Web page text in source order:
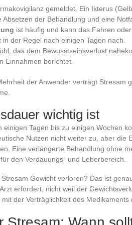
gemeldet. Ein Ikterus
der Behandlung und eine
ist häufig und kann das Fahren
der Regel nach einigen Tagen nach.
das dem Bewusstseinsverlust
Einnahmen berichtet.
der Anwender verträgt Stresam
wichtig ist
Tagen bis zu einigen Wochen
Nutzen nicht weiter zu, aber die
Eine verlängerte Behandlung ohne
den Verdauungs- und Leberbereich.
Gewicht verloren? Das ist
erfordert, nicht weil der
der Verträglichkeit des Medikaments